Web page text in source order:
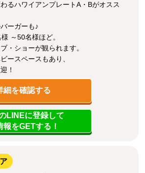
るハワイアンプレートA・Bがオスス
ーガーも♪
～50名様ほど。
・ショーが観られます。
ースペースもあり、
！
細を確認する
LINEに登録して
報をGETする！